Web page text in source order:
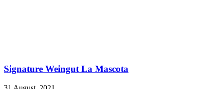
Signature Weingut La Mascota